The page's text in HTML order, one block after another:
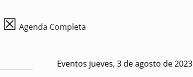
☒ Agenda Completa
Eventos jueves, 3 de agosto de 2023